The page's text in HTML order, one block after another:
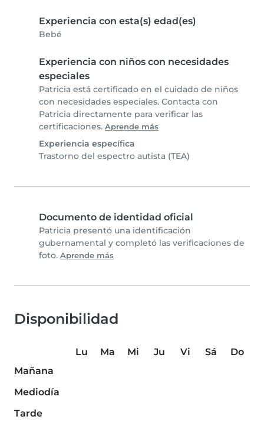
Experiencia con esta(s) edad(es)
Bebé
Experiencia con niños con necesidades
especiales
Patricia está certificado en el cuidado de niños
con necesidades especiales. Contacta con
Patricia directamente para verificar las
certificaciones. Aprende más
Experiencia específica
Trastorno del espectro autista (TEA)
Documento de identidad oficial
Patricia presentó una identificación
gubernamental y completó las verificaciones de
foto. Aprende más
Disponibilidad
Lu Ma Mi Ju Vi Sá
Do
Mañana
Mediodía
Tarde